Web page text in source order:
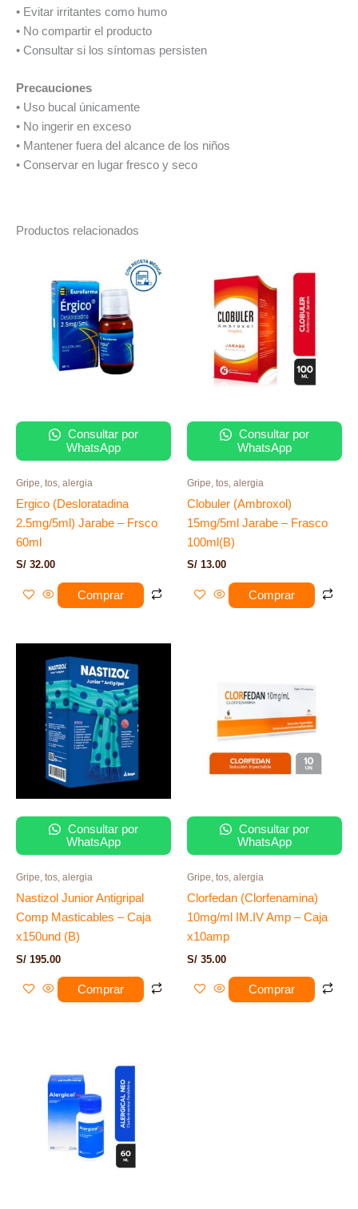
• Evitar irritantes como humo
• No compartir el producto
• Consultar si los síntomas persisten
Precauciones
• Uso bucal únicamente
• No ingerir en exceso
• Mantener fuera del alcance de los niños
• Conservar en lugar fresco y seco
Productos relacionados
Consultar por
WhatsApp
Gripe, tos, alergia
Ergico (Desloratadina
2.5mg/5ml) Jarabe – Frsco
60ml
S/ 32.00
Comprar
Consultar por
WhatsApp
Gripe, tos, alergia
Clobuler (Ambroxol)
15mg/5ml Jarabe – Frasco
100ml(B)
S/ 13.00
Comprar
Consultar por
WhatsApp
Gripe, tos, alergia
Nastizol Junior Antigripal
Comp Masticables – Caja
x150und (B)
S/ 195.00
Comprar
Consultar por
WhatsApp
Gripe, tos, alergia
Clorfedan (Clorfenamina)
10mg/ml IM.IV Amp – Caja
x10amp
S/ 35.00
Comprar